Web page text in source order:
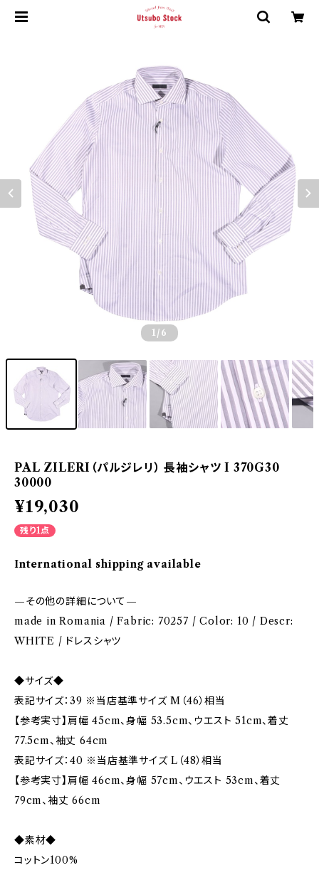
1 /6
PAL ZILERI（パルジレリ） 長袖シャツ I 370G30
30000
¥19,030
残り1点
International shipping available
—その他の詳細について—
made in Romania / Fabric: 70257 / Color: 10 / Descr:
WHITE / ドレスシャツ
◆サイズ◆
表記サイズ：39 ※当店基準サイズ M（46）相当
【参考実寸】肩幅 45cm、身幅 53.5cm、ウエスト 51cm、着丈
77.5cm、袖丈 64cm
表記サイズ：40 ※当店基準サイズ L（48）相当
【参考実寸】肩幅 46cm、身幅 57cm、ウエスト 53cm、着丈
79cm、袖丈 66cm
◆素材◆
コットン100%